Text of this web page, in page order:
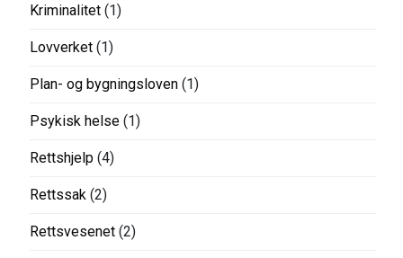
Kriminalitet (1)
Lovverket (1)
Plan- og bygningsloven (1)
Psykisk helse (1)
Rettshjelp (4)
Rettssak (2)
Rettsvesenet (2)